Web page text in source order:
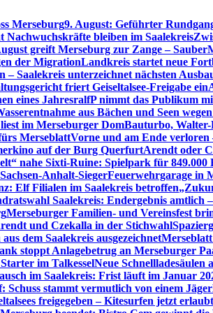
Merseburg9. August: Geführter
bleiben im Saalekreis
greift Merseburg zur Zange –
der MigrationLandkreis startet neue
– Saalekreis unterzeichnet nächsten
friert Geiseltalsee-Freigabe ein
eines JahresralfP nimmt das Publikum
aus Bächen und Seen
im Merseburger DomBauturbo,
MerseblattVorne und am Ende verloren
auf der Burg QuerfurtArendt oder
nahe Sixti-Ruine: Spielpark für 849.000
Anhalt-SiegerFeuerwehrgarage in
Elf Filialen im Saalekreis betroffen
Saalekreis: Endergebnis amtlich
Merseburger Familien- und Vereinsfest
und Czekalla in der Stichwahl
dem Saalekreis ausgezeichnet
stoppt Anlagebetrug an Merseburger
im TalkesselNeue
im Saalekreis: Frist läuft im Januar
Schuss stammt vermutlich von einem Jäger
freigegeben – Kitesurfen jetzt erlaubt